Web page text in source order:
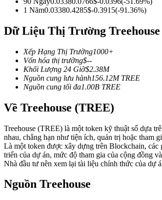
Futures sử dụng USDC làm tài sản thế chấp
1 Năm0.03380.4285$-0.3915(-91.36%)
Dữ Liệu Thị Trường Treehouse
Xếp Hạng Thị Trường1000+
Vốn hóa thị trường$--
Khối Lượng 24 Giờ$2.38M
Nguồn cung lưu hành156.12M TREE
Nguồn cung tối đa1.00B TREE
Về Treehouse (TREE)
Treehouse (TREE) là một token kỹ thuật số dựa
nhau, chẳng hạn như tiện ích, quản trị hoặc tham
Là một token được xây dựng trên Blockchain, các
triển của dự án, mức độ tham gia của cộng đồng
Nhà đầu tư nên xem lại tài liệu chính thức của dự
Nguồn Treehouse